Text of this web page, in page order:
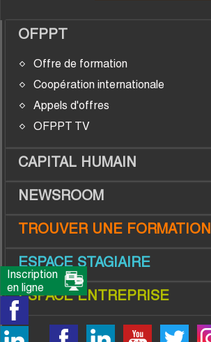
OFPPT
Offre de formation
Coopération internationale
Appels d'offres
OFPPT TV
CAPITAL HUMAIN
NEWSROOM
TROUVER UNE FORMATION
ESPACE STAGIAIRE
ESPACE ENTREPRISE
Inscription
en ligne